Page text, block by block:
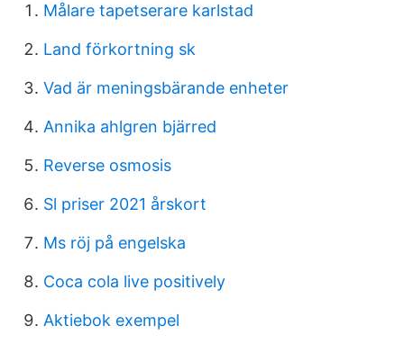
Målare tapetserare karlstad
Land förkortning sk
Vad är meningsbärande enheter
Annika ahlgren bjärred
Reverse osmosis
Sl priser 2021 årskort
Ms röj på engelska
Coca cola live positively
Aktiebok exempel